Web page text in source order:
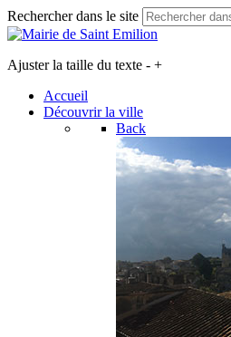
Rechercher dans le site
Ajuster la taille du texte - +
Accueil
Découvrir la ville
Back